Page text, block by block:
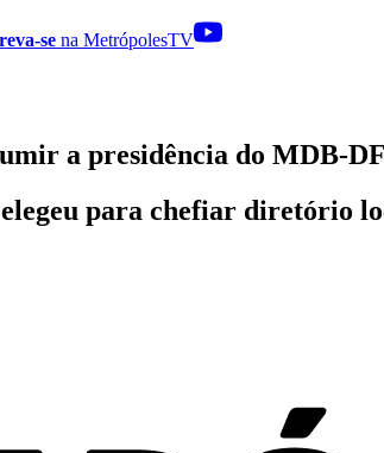
se na MetrópolesTV
a presidência do MDB-DF
para chefiar diretório